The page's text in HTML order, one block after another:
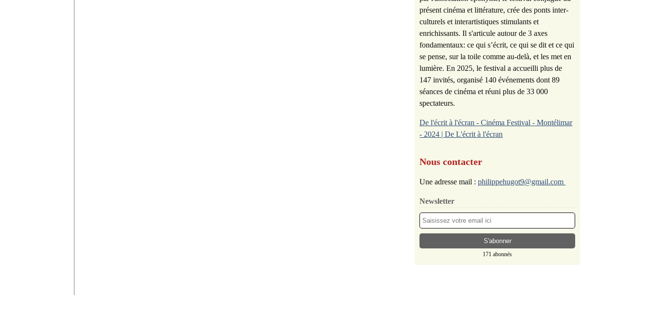
présent cinéma et littérature, crée des ponts inter-
culturels et interartistiques stimulants et
enrichissants. Il s'articule autour de 3 axes
fondamentaux: ce qui s’écrit, ce qui se dit et ce qui
se pense, sur la toile comme au-delà, et les met en
lumière. En 2025, le festival a accueilli plus de
147 invités, organisé 140 événements dont 89
séances de cinéma et réuni plus de 33 000
spectateurs.
De l'écrit à l'écran - Cinéma Festival - Montélimar
- 2024 | De L'écrit à l'écran
Nous contacter
Une adresse mail :philippehugot9@gmail.com
Newsletter
171 abonnés